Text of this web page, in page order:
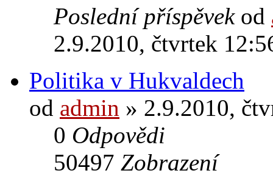
Poslední příspěvek od
2.9.2010, čtvrtek
Politika v Hukvaldech
od admin » 2.9.2010,
0 Odpovědi
50497 Zobrazení